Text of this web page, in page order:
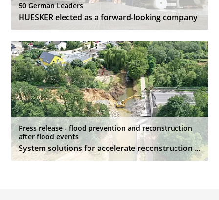
50 German Leaders
HUESKER elected as a forward-looking company
Press release - flood prevention and reconstruction
after flood events
System solutions for accelerate reconstruction and contribute to safe precautions